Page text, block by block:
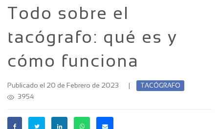
Todo sobre el
tacógrafo: qué es y
cómo funciona
Publicado el 20 de Febrero de 2023 | TACÓGRAFO
3954